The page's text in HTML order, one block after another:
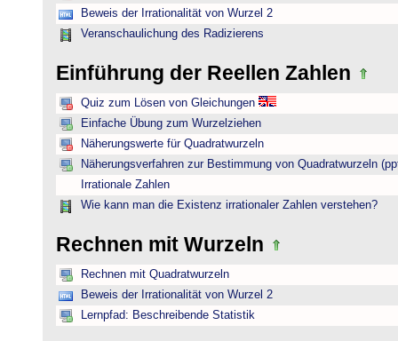
Beweis der Irrationalität von Wurzel 2
Veranschaulichung des Radizierens
Einführung der Reellen Zahlen
Quiz zum Lösen von Gleichungen
Einfache Übung zum Wurzelziehen
Näherungswerte für Quadratwurzeln
Näherungsverfahren zur Bestimmung von Quadratwurzeln
Irrationale Zahlen
Wie kann man die Existenz irrationaler Zahlen verstehen?
Rechnen mit Wurzeln
Rechnen mit Quadratwurzeln
Beweis der Irrationalität von Wurzel 2
Lernpfad: Beschreibende Statistik